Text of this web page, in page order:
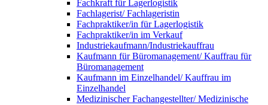
Fachkraft für Lagerlogistik
Fachlagerist/ Fachlageristin
Fachpraktiker/in für Lagerlogistik
Fachpraktiker/in im Verkauf
Industriekaufmann/Industriekauffrau
Kaufmann für Büromanagement/ Kauffrau für
Büromanagement
Kaufmann im Einzelhandel/ Kauffrau im
Einzelhandel
Medizinischer Fachangestellter/ Medizinische